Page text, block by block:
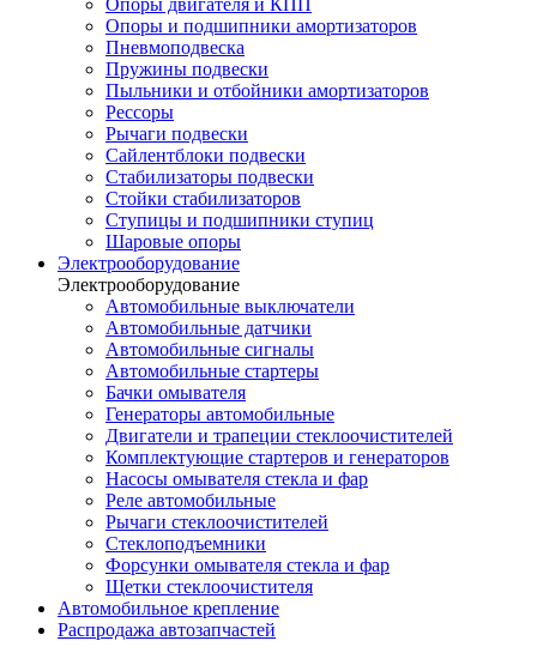
Опоры двигателя и КПП
Опоры и подшипники амортизаторов
Пневмоподвеска
Пружины подвески
Пыльники и отбойники амортизаторов
Рессоры
Рычаги подвески
Сайлентблоки подвески
Стабилизаторы подвески
Стойки стабилизаторов
Ступицы и подшипники ступиц
Шаровые опоры
Электрооборудование
Электрооборудование
Автомобильные выключатели
Автомобильные датчики
Автомобильные сигналы
Автомобильные стартеры
Бачки омывателя
Генераторы автомобильные
Двигатели и трапеции стеклоочистителей
Комплектующие стартеров и генераторов
Насосы омывателя стекла и фар
Реле автомобильные
Рычаги стеклоочистителей
Стеклоподъемники
Форсунки омывателя стекла и фар
Щетки стеклоочистителя
Автомобильное крепление
Распродажа автозапчастей